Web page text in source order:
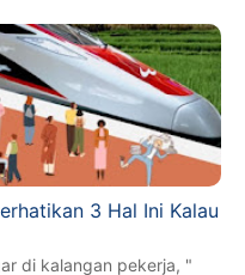
3 Hal Ini Kalau
di kalangan pekerja, "